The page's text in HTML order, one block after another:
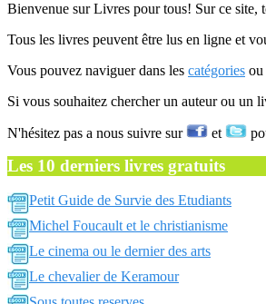
Bienvenue sur Livres pour tous! Sur ce site,
Tous les livres peuvent être lus en ligne et
Vous pouvez naviguer dans les catégories ou
Si vous souhaitez chercher un auteur ou un
N'hésitez pas a nous suivre sur et
Les 10 derniers livres gratuits
Petit Guide de Survie des Etudiants
Michel Foucault et le christianisme
Le cinema ou le dernier des arts
Le chevalier de Keramour